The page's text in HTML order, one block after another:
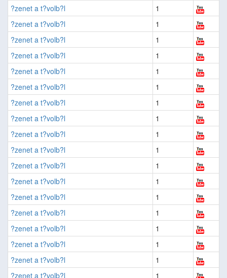
?zenet a t?volb?l
1
?zenet a t?volb?l
1
?zenet a t?volb?l
1
?zenet a t?volb?l
1
?zenet a t?volb?l
1
?zenet a t?volb?l
1
?zenet a t?volb?l
1
?zenet a t?volb?l
1
?zenet a t?volb?l
1
?zenet a t?volb?l
1
?zenet a t?volb?l
1
?zenet a t?volb?l
1
?zenet a t?volb?l
1
?zenet a t?volb?l
1
?zenet a t?volb?l
1
?zenet a t?volb?l
1
?zenet a t?volb?l
1
?zenet a t?volb?l
1